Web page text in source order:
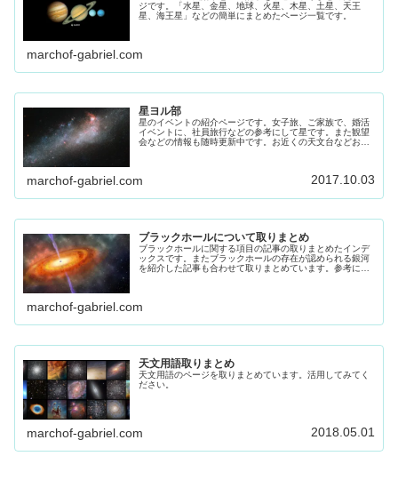
ジです。「水星、金星、地球、火星、木星、土星、天王
星、海王星」などの簡単にまとめたページ一覧です。
marchof-gabriel.com
星ヨル部
星のイベントの紹介ページです。女子旅、ご家族で、婚活
イベントに、社員旅行などの参考にして星です。また観望
会などの情報も随時更新中です。お近くの天文台などお出
marchof-gabriel.com 2017.10.03
ブラックホールについて取りまとめ
ブラックホールに関する項目の記事の取りまとめたインデ
ックスです。またブラックホールの存在が認められる銀河
を紹介した記事も合わせて取りまとめています。参考にし
marchof-gabriel.com
天文用語取りまとめ
天文用語のページを取りまとめています。活用してみてく
ださい。
marchof-gabriel.com 2018.05.01